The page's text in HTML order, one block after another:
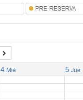
4 Mié 5 Jue